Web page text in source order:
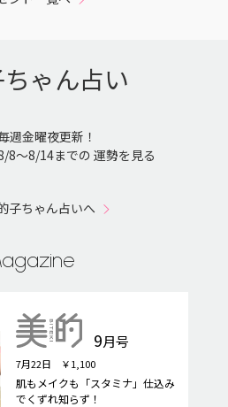
ゃん占い
週金曜夜更新！
8〜8/14までの 運勢を見る
子ちゃん占いへ
9月号
7月22日 ￥1,100
肌もメイクも「スタミナ」仕込み
でくずれ知らず！